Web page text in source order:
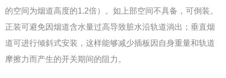
的空间为烟道高度的1.2倍）。如上部空间不具备，可倒装。
正装可避免因烟道含水量过高导致脏水沿轨道淌出；垂直烟
道可进行倾斜式安装，这样能够减少插板因自身重量和轨道
摩擦力而产生的开关期间的阻力。